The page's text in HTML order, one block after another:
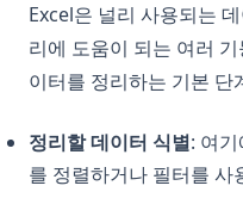
Excel은 널리 사용되는
리에 도움이 되는 여러
이터를 정리하는 기본 단
정리할 데이터 식별: 여
를 정렬하거나 필터를 사